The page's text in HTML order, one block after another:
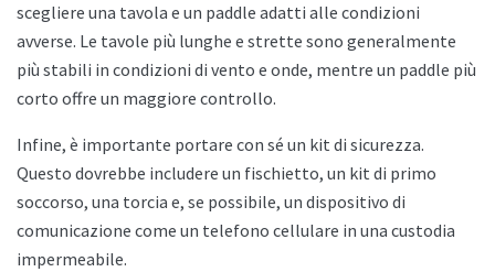
scegliere una tavola e un paddle adatti alle condizioni
avverse. Le tavole più lunghe e strette sono generalmente
più stabili in condizioni di vento e onde, mentre un paddle più
corto offre un maggiore controllo.
Infine, è importante portare con sé un kit di sicurezza.
Questo dovrebbe includere un fischietto, un kit di primo
soccorso, una torcia e, se possibile, un dispositivo di
comunicazione come un telefono cellulare in una custodia
impermeabile.